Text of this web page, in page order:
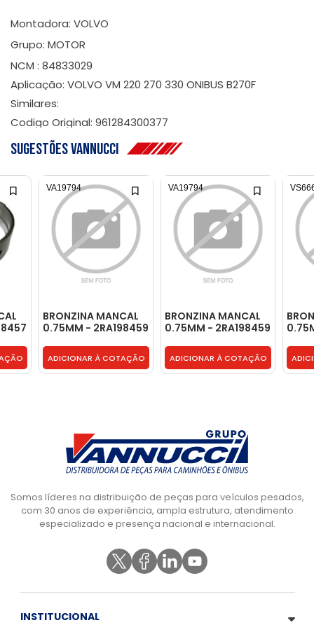
Montadora: VOLVO
Grupo: MOTOR
NCM : 84833029
Aplicação: VOLVO VM 220 270 330 ONIBUS B270F
Similares:
Codigo Original: 961284300377
Sugestões Vannucci
BRONZINA MANCAL
0.75MM - 2RA198459
ADICIONAR À COTAÇÃO
VA19794
BRONZINA MANCAL
0.75MM - 2RA198459
ADICIONAR À COTAÇÃO
VA19794
Somos líderes na distribuição de peças para veículos pesados,
com 30 anos de experiência, ampla estrutura, atendimento
especializado e presença nacional e internacional.
INSTITUCIONAL